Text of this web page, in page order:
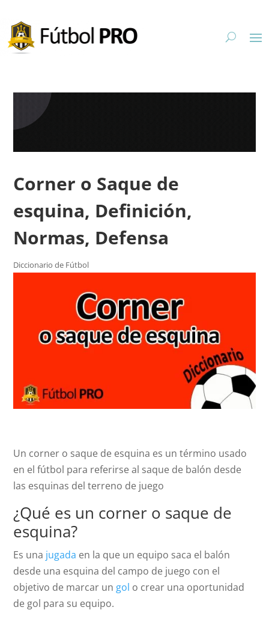
Corner o Saque de
esquina, Definición,
Normas, Defensa
Diccionario de Fútbol
Un corner o saque de esquina es un término usado
en el fútbol para referirse al saque de balón desde
las esquinas del terreno de juego
¿Qué es un corner o saque de
esquina?
Es una jugada en la que un equipo saca el balón
desde una esquina del campo de juego con el
objetivo de marcar un gol o crear una oportunidad
de gol para su equipo.